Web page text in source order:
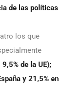
de las políticas
los que
de la UE);
y 21,5% en